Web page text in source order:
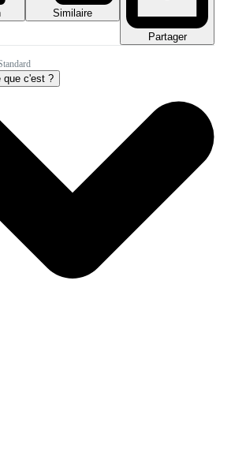
Similaire
Partager
que c'est ?